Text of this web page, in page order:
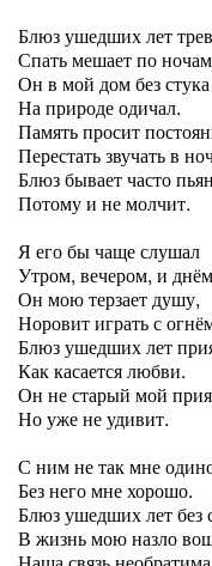
Блюз ушедших лет
Спать мешает по
Он в мой дом без
На природе одичал.
Память просит
Перестать звучать в
Блюз бывает часто
Потому и не молчит.
Я его бы чаще слушал
Утром, вечером, и
Он мою терзает душу,
Норовит играть с
Блюз ушедших лет
Как касается любви.
Он не старый мой
Но уже не удивит.
С ним не так мне
Без него мне хорошо.
Блюз ушедших лет без
В жизнь мою назло